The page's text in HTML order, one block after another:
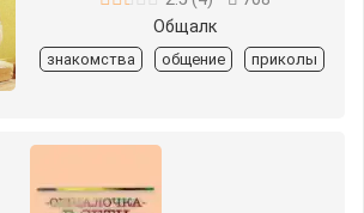
Общалк
знакомства общение приколы